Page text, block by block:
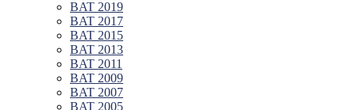
BAT 2019
BAT 2017
BAT 2015
BAT 2013
BAT 2011
BAT 2009
BAT 2007
BAT 2005